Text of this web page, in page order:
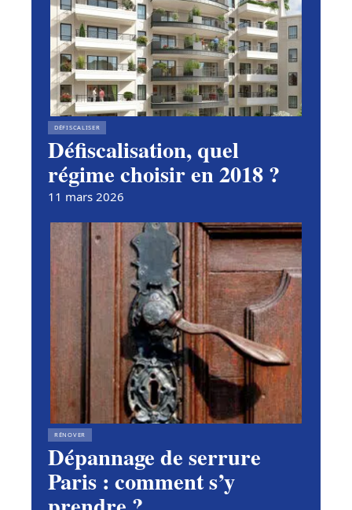
DÉFISCALISER
Défiscalisation, quel
régime choisir en 2018 ?
11 mars 2026
RÉNOVER
Dépannage de serrure
Paris : comment s’y